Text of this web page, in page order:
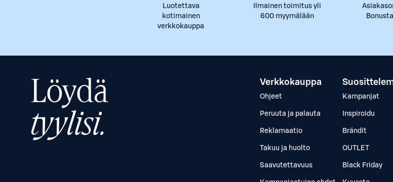
Luotettava
kotimainen
verkkokauppa
Ilmainen toimitus yli
600 myymälään
Löydä
tyylisi.
Verkkokauppa
Ohjeet
Peruuta ja palauta
Reklamaatio
Takuu ja huolto
Saavutettavuus
Kampanjat
Inspiroidu
Brändit
OUTLET
Black Friday